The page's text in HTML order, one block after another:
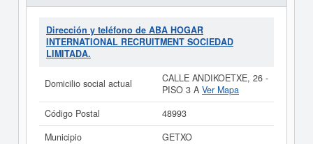
Dirección y teléfono de ABA HOGAR
INTERNATIONAL RECRUITMENT SOCIEDAD
LIMITADA.
Domicilio social actual
CALLE ANDIKOETXE, 26 -
PISO 3 A Ver Mapa
Código Postal
48993
Municipio
GETXO